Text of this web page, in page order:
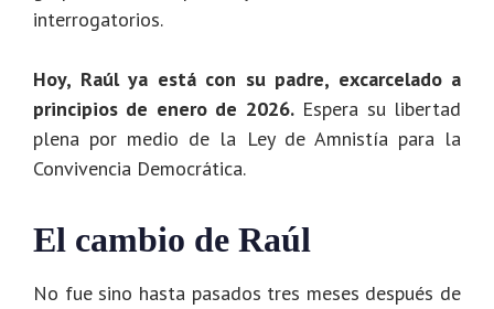
interrogatorios.
Hoy, Raúl ya está con su padre, excarcelado a
principios de enero de 2026.Espera su libertad
plena por medio de la Ley de Amnistía para la
Convivencia Democrática.
El cambio de Raúl
No fue sino hasta pasados tres meses después de